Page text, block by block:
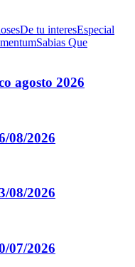
De tu interesEspecial
Sabias Que
agosto 2026
08/2026
08/2026
07/2026